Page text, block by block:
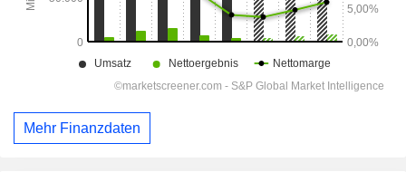
Mehr Finanzdaten